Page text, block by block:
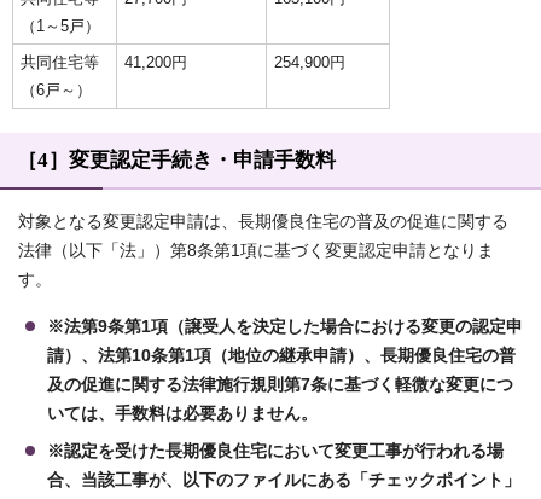
（1～5戸）
共同住宅等
（6戸～）
41,200円 254,900円
［4］変更認定手続き・申請手数料
対象となる変更認定申請は、長期優良住宅の普及の促進に関する
法律（以下「法」）第8条第1項に基づく変更認定申請となりま
す。
※法第9条第1項（譲受人を決定した場合における変更の認定申
請）、法第10条第1項（地位の継承申請）、長期優良住宅の普
及の促進に関する法律施行規則第7条に基づく軽微な変更につ
いては、手数料は必要ありません。
※認定を受けた長期優良住宅において変更工事が行われる場
合、当該工事が、以下のファイルにある「チェックポイント」